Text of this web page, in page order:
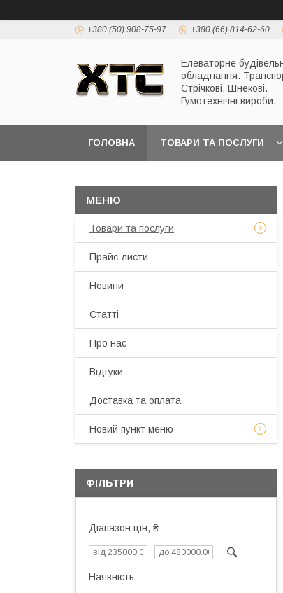
+380 (50) 908-75-97 +380 (66) 814-62-60
Елеваторне
обладнання.
Стрічкові, Шнекові.
Гумотехнічні вироби.
ГОЛОВНА ТОВАРИ ТА ПОСЛУГИ
Товари та послуги
Прайс-листи
Новини
Статті
Про нас
Відгуки
Доставка та оплата
Новий пункт меню
ФІЛЬТРИ
Діапазон цін, ₴
Наявність